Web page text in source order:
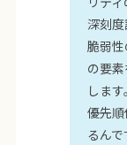
深刻
脆弱
の要
しま
優先
るんで